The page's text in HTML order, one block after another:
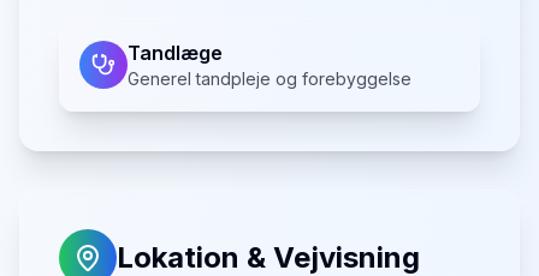
Tandlæge
Generel tandpleje og forebyggelse
Lokation & Vejvisning